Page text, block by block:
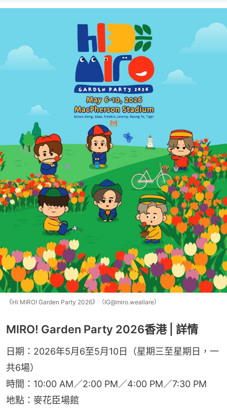
《Hi MIRO! Garden Party 2026》（IG@miro.weallare）
MIRO! Garden Party 2026香港 | 詳情
日期：2026年5月6至5月10日（星期三至星期日，一
共6場）
時間：10:00 AM／2:00 PM／4:00 PM／7:30 PM
地點：麥花臣場館